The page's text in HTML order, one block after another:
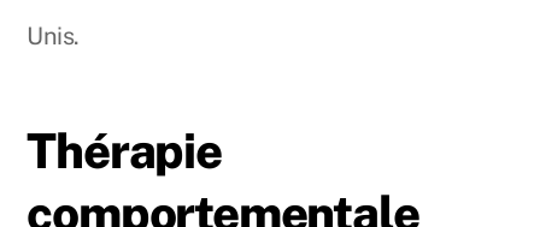
Unis.
Thérapie
comportementale